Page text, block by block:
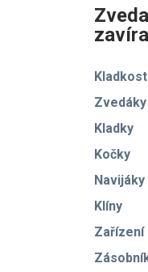
Zvedáky
Kladky
Kočky
Navijáky
Klíny
Zařízení